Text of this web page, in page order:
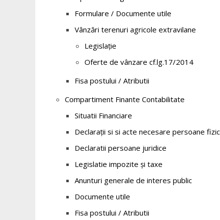
Formulare / Documente utile
Vânzări terenuri agricole extravilane
Legislație
Oferte de vânzare cf.lg.17/2014
Fisa postului / Atributii
Compartiment Finante Contabilitate
Situatii Financiare
Declarații si si acte necesare persoane
Declaratii persoane juridice
Legislatie impozite și taxe
Anunturi generale de interes public
Documente utile
Fisa postului / Atributii